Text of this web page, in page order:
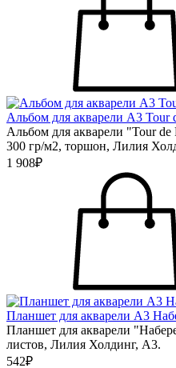
Альбом для акварели А3 Tour
Альбом для акварели "Tour
300 гр/м2, торшон, Лилия
1 908₽
Планшет для акварели А3
Планшет для акварели
листов, Лилия Холдинг, А3.
542₽